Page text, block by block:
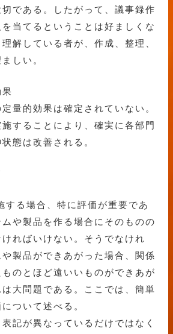
である。したがって、議事録作
当てるということは好ましくな
解している者が、作成、整理、
しい。
量的効果は確定されていない。
することにより、確実に各部門
態は改善される。
する場合、特に評価が重要であ
や製品を作る場合にそのものの
ればいけない。そうでなけれ
製品ができあがった場合、関係
のとほど遠いいものができあが
大問題である。ここでは、簡単
ついて述べる。
記が異なっているだけではなく